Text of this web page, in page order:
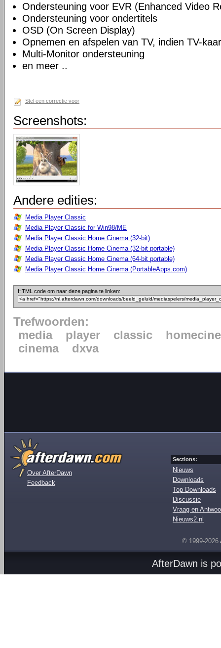
Ondersteuning voor EVR (Enhanced Video
Ondersteuning voor ondertitels
OSD (On Screen Display)
Opnemen en afspelen van TV, indien TV-
Multi-Monitor ondersteuning
en meer ..
Stel een correctie voor
Screenshots:
Andere edities:
Media Player Classic
Media Player Classic for Win98/ME
Media Player Classic Home Cinema (32-bit)
Media Player Classic Home Cinema (32-bit portable)
Media Player Classic Home Cinema (64-bit portable)
Media Player Classic Home Cinema (PortableApps.com)
HTML code om naar deze pagina te linken:
Trefwoorden:
media
player classic
cinema
dxva
Over AfterDawn
Feedback
Sections:
Nieuws
Downloads
Top Downloads
Discussie
Vraag en
Nieuws2.nl
© 1999-2026
AfterDawn is